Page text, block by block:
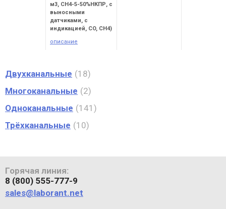
м3, СН4-5-50%НКПР, с
выносными
датчиками, с
индикацией, CO, CH4)
описание
Двухканальные
18
Многоканальные
2
Одноканальные
141
Трёхканальные
10
Горячая линия:
8 (800) 555-777-9
sales@laborant.net